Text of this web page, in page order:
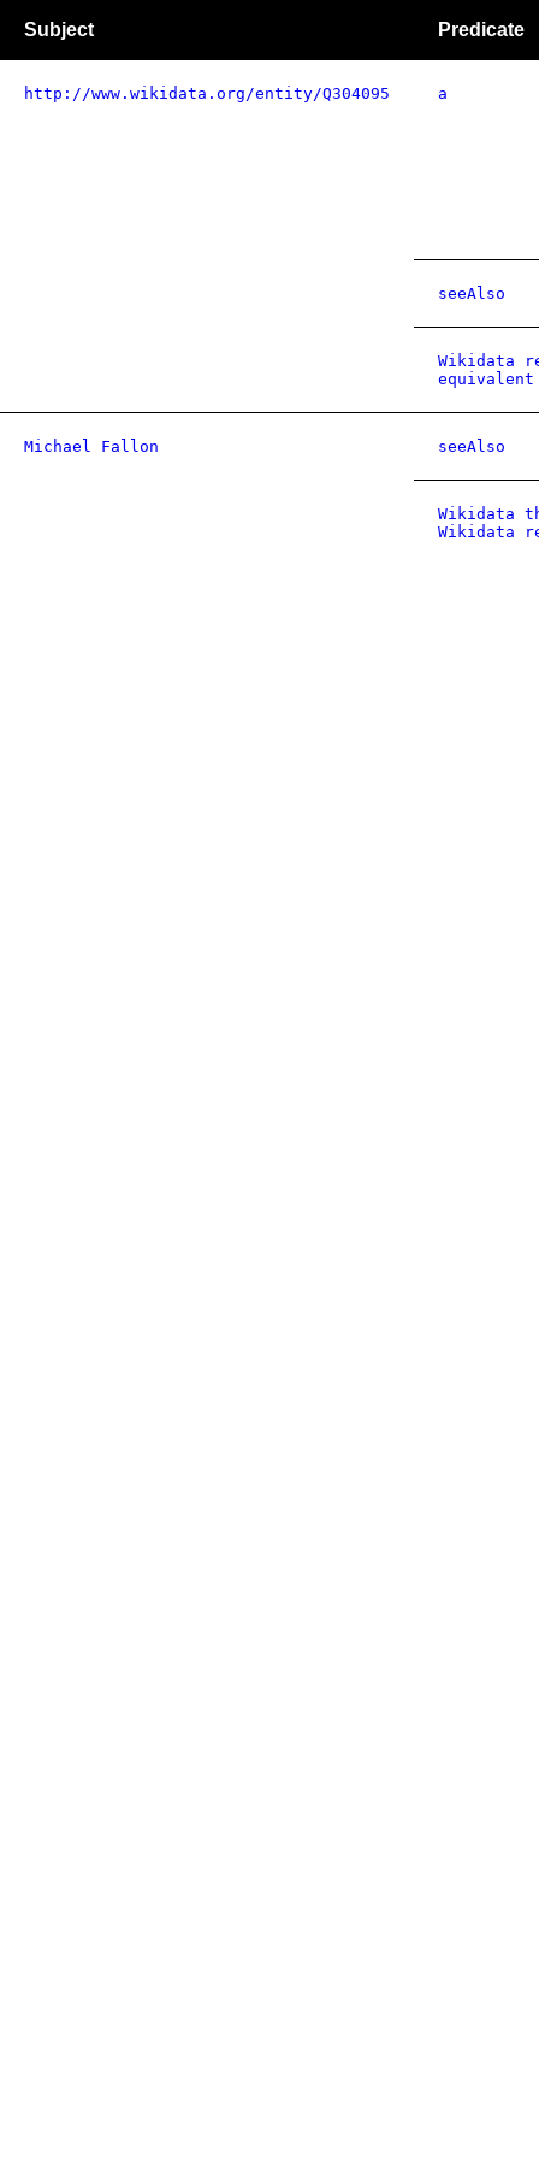
Subject Predicate
http://www.wikidata.org/entity/Q304095 a
seeAlso
Wikidata
Michael Fallon seeAlso
Wikidata
Wikidata